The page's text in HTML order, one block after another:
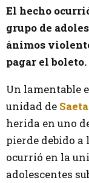
El hecho
grupo de
ánimos
pagar el boleto.
Un lamentable
unidad de Saeta
herida en uno
pierde debido a
ocurrió en la
adolescentes